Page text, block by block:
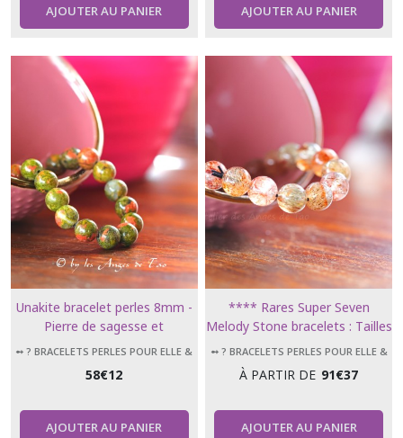
AJOUTER AU PANIER AJOUTER AU PANIER
Unakite bracelet perles 8mm -
Pierre de sagesse et
d'introspection
➻ ? BRACELETS PERLES POUR ELLE &
58€12
AJOUTER AU PANIER
**** Rares Super Seven
Melody Stone bracelets : Tailles
8 mm -10 mm & 12 mm ****
➻ ? BRACELETS PERLES POUR ELLE &
À PARTIR DE 91€37
AJOUTER AU PANIER
➻
Bracelets
(27)
➻
?
Bracelets
Mala
bijoux
méditation
108
perles
Afficher